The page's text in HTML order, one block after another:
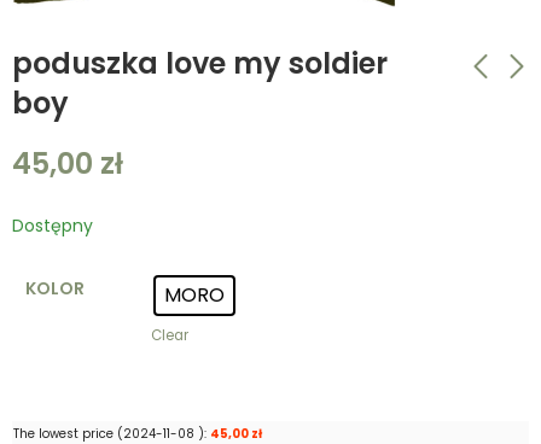
poduszka love my soldier
boy
45,00 zł
Dostępny
KOLOR MORO
Clear
The lowest price (2024-11-08 ): 45,00 zł